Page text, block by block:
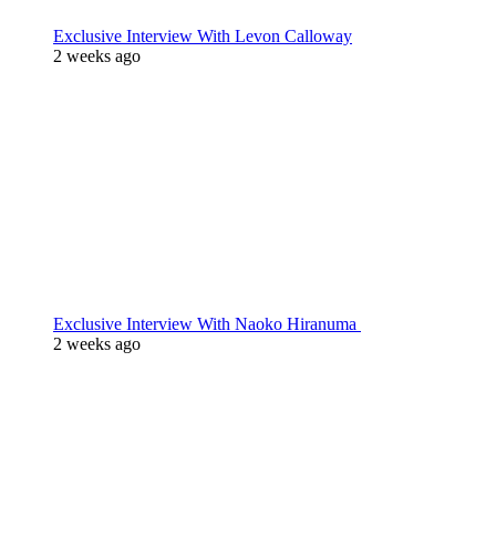
Exclusive Interview With Levon Calloway
2 weeks ago
Exclusive Interview With Naoko Hiranuma
2 weeks ago